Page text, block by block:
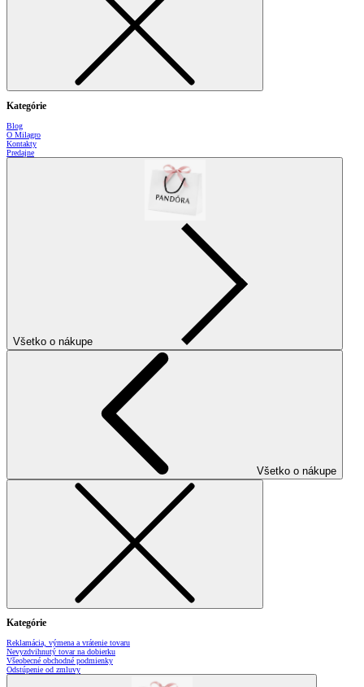
Kategórie
Blog
O Milagro
Kontakty
Predajne
Všetko o nákupe
Všetko o nákupe
Kategórie
Reklamácia, výmena a vrátenie tovaru
Nevyzdvihnutý tovar na dobierku
Všeobecné obchodné podmienky
Odstúpenie od zmluvy